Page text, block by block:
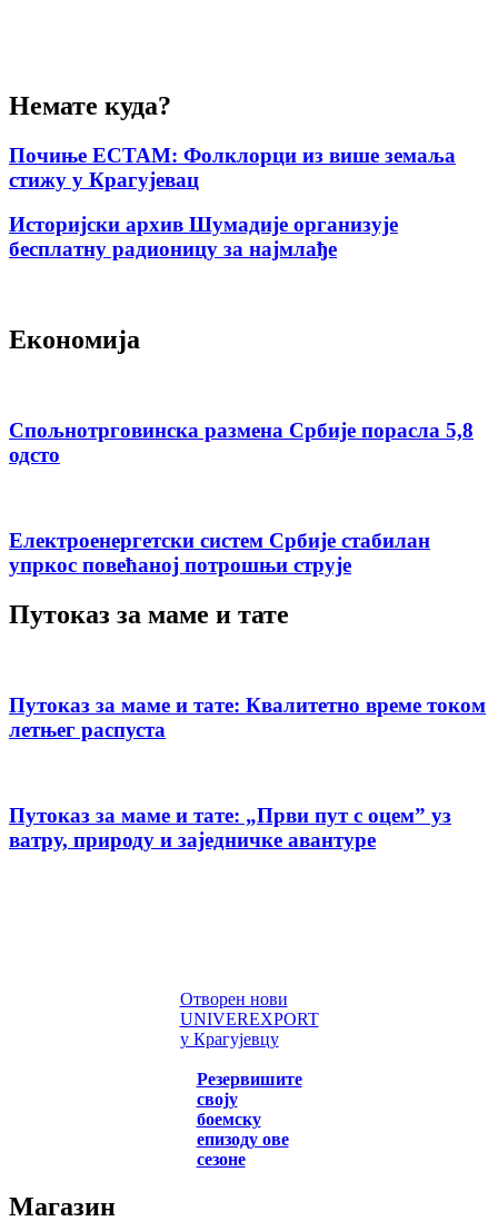
Немате куда?
Почиње ЕСТАМ: Фолклорци из више земаља
стижу у Крагујевац
Историјски архив Шумадије организује
бесплатну радионицу за најмлађе
Економија
Спољнотрговинска размена Србије порасла 5,8
одсто
Електроенергетски систем Србије стабилан
упркос повећаној потрошњи струје
Путоказ за маме и тате
Путоказ за маме и тате: Квалитетно време током
летњег распуста
Путоказ за маме и тате: „Први пут с оцемˮ уз
ватру, природу и заједничке авантуре
Отворен нови
UNIVEREXPORT
у Крагујевцу
Резервишите
своју
боемску
епизоду ове
сезоне
Магазин